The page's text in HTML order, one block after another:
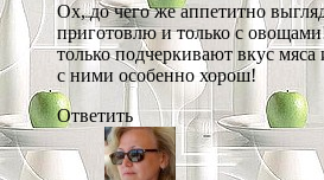
Ох, до чего же аппетитно
приготовлю и только с
только подчеркивают вкус мяса
с ними особенно хорош!
Ответить